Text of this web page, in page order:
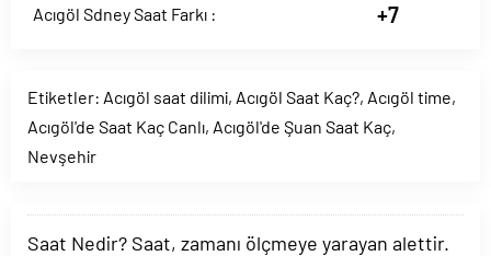
Acıgöl Sdney Saat Farkı : +7
Etiketler: Acıgöl saat dilimi, Acıgöl Saat Kaç?, Acıgöl time,
Acıgöl'de Saat Kaç Canlı, Acıgöl'de Şuan Saat Kaç,
Nevşehir
Saat Nedir? Saat, zamanı ölçmeye yarayan alettir.